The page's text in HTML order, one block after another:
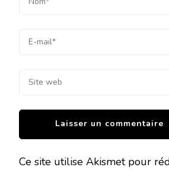
Ce site utilise Akismet pour